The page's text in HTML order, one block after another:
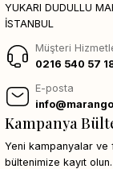
YUKARI DUDULLU
İSTANBUL
Müşteri
0216 540 57
E-posta
Kampanya
Yeni kampanyalar ve
bültenimize kayıt olun.